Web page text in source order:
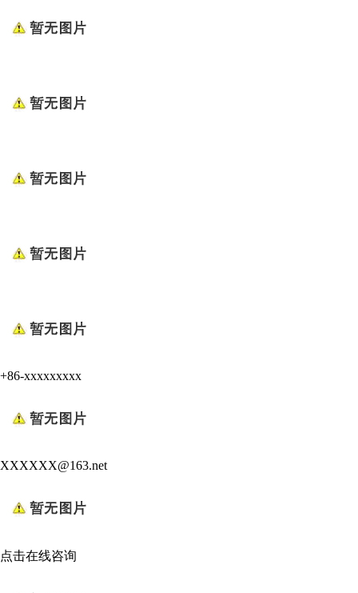
+86-xxxxxxxxx
XXXXXX@163.net
点击在线咨询